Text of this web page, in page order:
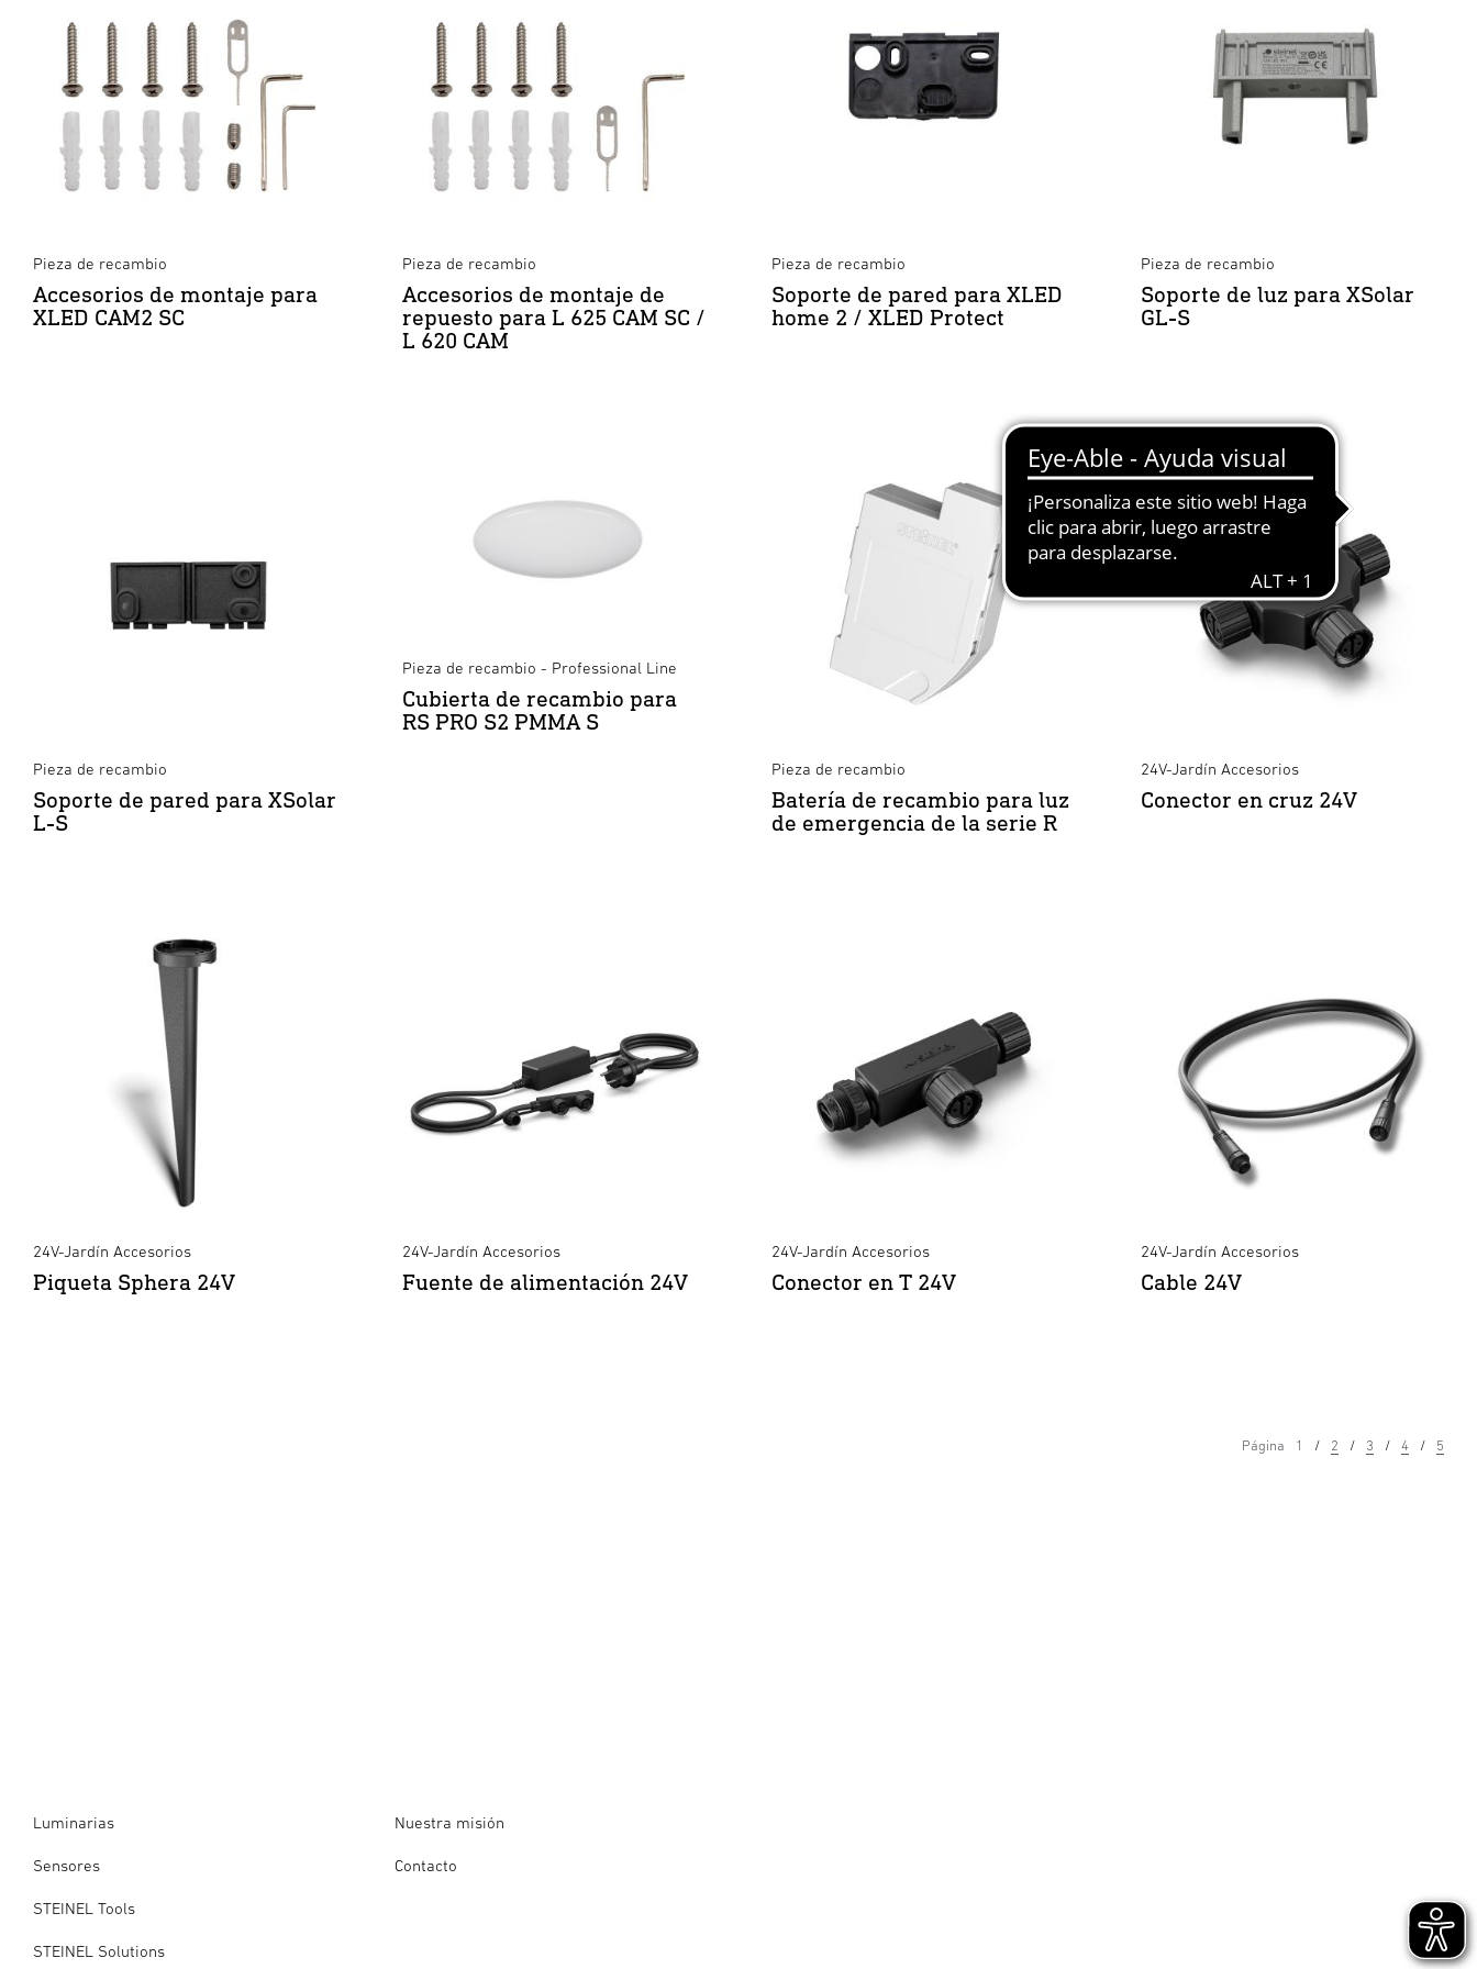
Pieza de recambio
Accesorios de montaje para
XLED CAM2 SC
Pieza de recambio
Accesorios de montaje de
repuesto para L 625 CAM SC /
L 620 CAM
Pieza de recambio
Soporte de pared para XLED
home 2 / XLED Protect
Pieza de recambio
Soporte de luz para XSolar
GL-S
Pieza de recambio
Soporte de pared para XSolar
L-S
Pieza de recambio - Professional Line
Cubierta de recambio para
RS PRO S2 PMMA S
Pieza de recambio
Batería de recambio para luz
de emergencia de la serie R
24V-Jardín Accesorios
Conector en cruz 24V
24V-Jardín Accesorios
Piqueta Sphera 24V
24V-Jardín Accesorios
Fuente de alimentación 24V
24V-Jardín Accesorios
Conector en T 24V
24V-Jardín Accesorios
Cable 24V
Página 1 2 3 4 5
Luminarias
Sensores
STEINEL Tools
STEINEL Solutions
Nuestra misión
Contacto